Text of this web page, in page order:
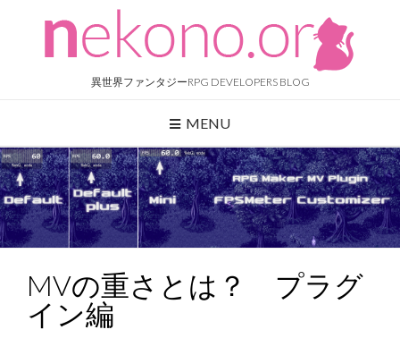
content
異世界ファンタジーRPG DEVELOPERS BLOG
MENU
MVの重さとは？ プラグ
イン編